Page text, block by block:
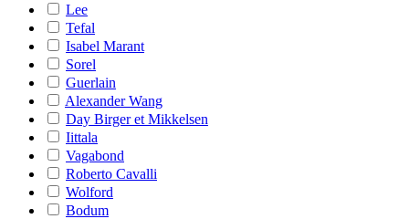
Lee
Tefal
Isabel Marant
Sorel
Guerlain
Alexander Wang
Day Birger et Mikkelsen
Iittala
Vagabond
Roberto Cavalli
Wolford
Bodum